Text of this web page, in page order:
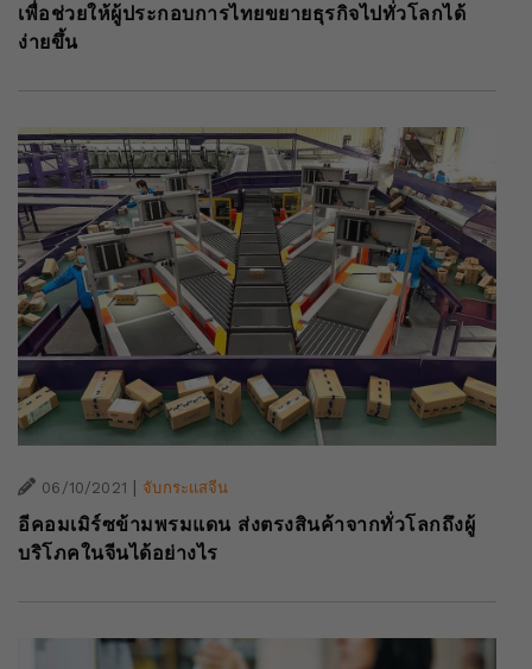
เพื่อช่วยให้ผู้ประกอบการไทยขยายธุรกิจไปทั่วโลกได้
ง่ายขึ้น
06/10/2021 | จับกระแสจีน
อีคอมเมิร์ซข้ามพรมแดน ส่งตรงสินค้าจากทั่วโลกถึงผู้
บริโภคในจีนได้อย่างไร